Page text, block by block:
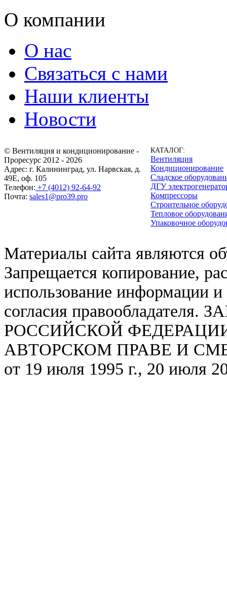
О компании
О нас
Связаться с нами
Наши клиенты
Новости
© Вентиляция и кондиционирование -
Проресурс 2012 - 2026
Адрес: г. Калининград, ул. Нарвская, д.
49Е, оф. 105
Телефон: +7 (4012) 92-64-92
Почта: sales1@pro39.pro
КАТАЛОГ:
Вентиляция
Кондиционирование
Сладское
ДГУ
Компрессоры
Строительное
Тепловое
Упаковочное
Материалы сайта являются
Запрещается копирование,
использование информации и
согласия
РОССИЙСКОЙ ФЕДЕРАЦИИ
АВТОРСКОМ ПРАВЕ И
от 19 июля 1995 г., 20 июля